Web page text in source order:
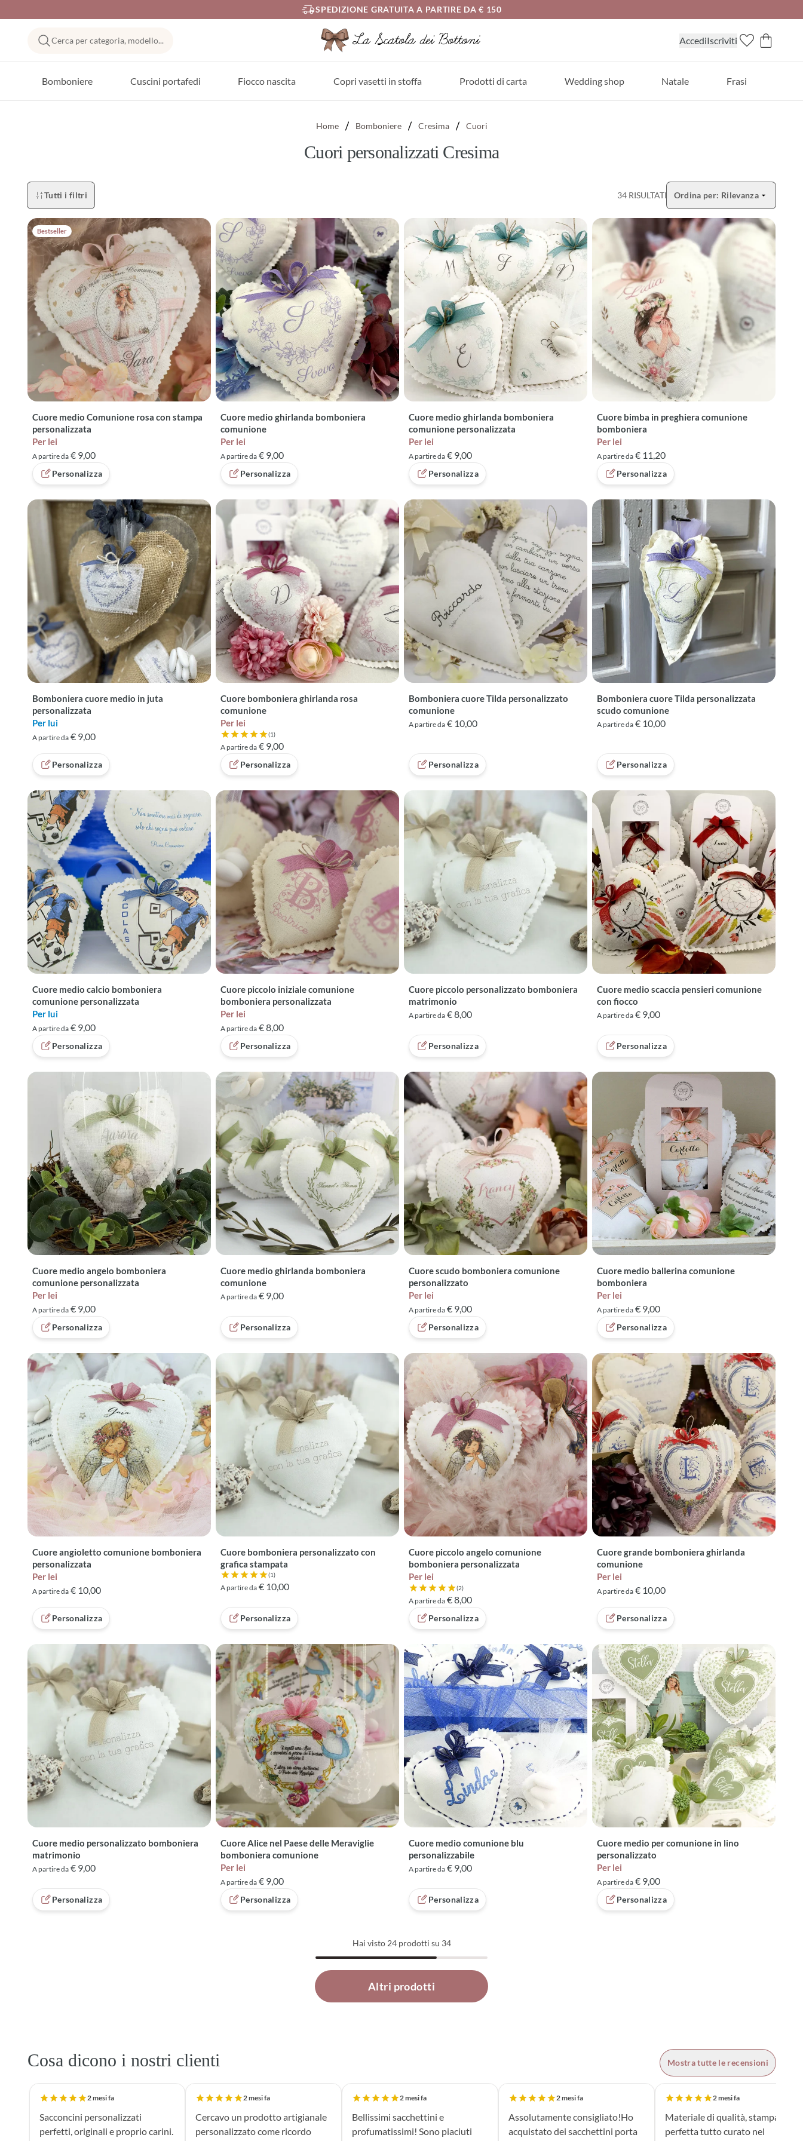
SPEDIZIONE GRATUITA A PARTIRE DA € 150
Cerca per categoria, modello... AccediIscriviti
Bomboniere Cuscini portafedi Fiocco nascita Copri vasetti in stoffa Prodotti di carta Wedding shop Natale Frasi
Home Bomboniere Cresima Cuori
Cuori personalizzati Cresima
Tutti i filtri 34 RISULTATI Ordina per: Rilevanza
Apri selezione ordinamento
Bestseller
Cuore medio Comunione rosa con stampa
personalizzata
Per lei
A partire da € 9,00
Personalizza
Cuore medio ghirlanda bomboniera
comunione
Per lei
A partire da € 9,00
Personalizza
Cuore medio ghirlanda bomboniera
comunione personalizzata
Per lei
A partire da € 9,00
Personalizza
Cuore bimba in preghiera comunione
bomboniera
Per lei
A partire da € 11,20
Personalizza
Bomboniera cuore medio in juta
personalizzata
Per lui
A partire da € 9,00
Personalizza
Cuore bomboniera ghirlanda rosa
comunione
Per lei
(1)
Valutazione 5 su 5 basata su 1 recensioni
A partire da € 9,00
Personalizza
Bomboniera cuore Tilda personalizzato
comunione
A partire da € 10,00
Personalizza
Bomboniera cuore Tilda personalizzata
scudo comunione
A partire da € 10,00
Personalizza
Cuore medio calcio bomboniera
comunione personalizzata
Per lui
A partire da € 9,00
Personalizza
Cuore piccolo iniziale comunione
bomboniera personalizzata
Per lei
A partire da € 8,00
Personalizza
Cuore piccolo personalizzato bomboniera
matrimonio
A partire da € 8,00
Personalizza
Cuore medio scaccia pensieri comunione
con fiocco
A partire da € 9,00
Personalizza
Cuore medio angelo bomboniera
comunione personalizzata
Per lei
A partire da € 9,00
Personalizza
Cuore medio ghirlanda bomboniera
comunione
A partire da € 9,00
Personalizza
Cuore scudo bomboniera comunione
personalizzato
Per lei
A partire da € 9,00
Personalizza
Cuore medio ballerina comunione
bomboniera
Per lei
A partire da € 9,00
Personalizza
Cuore angioletto comunione bomboniera
personalizzata
Per lei
A partire da € 10,00
Personalizza
Cuore bomboniera personalizzato con
grafica stampata
(1)
Valutazione 5 su 5 basata su 1 recensioni
A partire da € 10,00
Personalizza
Cuore piccolo angelo comunione
bomboniera personalizzata
Per lei
(2)
Valutazione 5 su 5 basata su 2 recensioni
A partire da € 8,00
Personalizza
Cuore grande bomboniera ghirlanda
comunione
Per lei
A partire da € 10,00
Personalizza
Cuore medio personalizzato bomboniera
matrimonio
A partire da € 9,00
Personalizza
Cuore Alice nel Paese delle Meraviglie
bomboniera comunione
Per lei
A partire da € 9,00
Personalizza
Cuore medio comunione blu
personalizzabile
A partire da € 9,00
Personalizza
Cuore medio per comunione in lino
personalizzato
Per lei
A partire da € 9,00
Personalizza
Hai visto24prodotti su 34
Altri prodotti
Cosa dicono i nostri clienti Mostra tutte le recensioni
2 mesi fa
Sacconcini personalizzati
perfetti, originali e proprio carini.
2 mesi fa
Cercavo un prodotto artigianale
personalizzato come ricordo
2 mesi fa
Bellissimi sacchettini e
profumatissimi! Sono piaciuti
2 mesi fa
Assolutamente consigliato!Ho
acquistato dei sacchettini porta
2 mesi fa
Materiale di qualità, stampa
perfetta tutto curato nel